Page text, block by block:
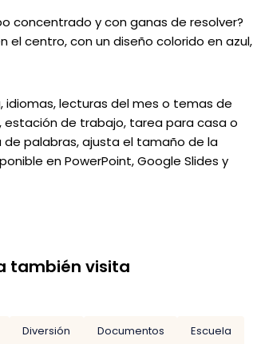
concentrado y con ganas de resolver?
centro, con un diseño colorido en azul,
idiomas, lecturas del mes o temas de
de trabajo, tarea para casa o
palabras, ajusta el tamaño de la
en PowerPoint, Google Slides y
también visita
Diversión Documentos
Escuela